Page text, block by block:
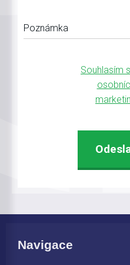
Poznámka
Souhlasím
Navigace